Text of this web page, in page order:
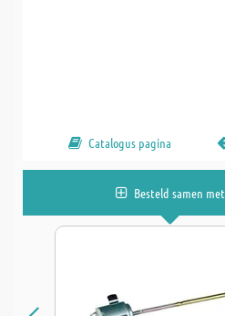
Catalogus pagina
Besteld samen met